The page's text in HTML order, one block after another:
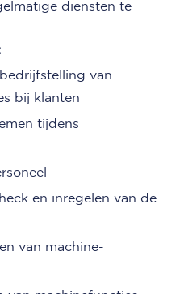
diensten te
van
bij klanten
tijdens
en inregelen van de
van machine-